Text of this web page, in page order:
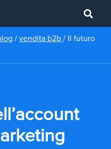
/ vendita b2b / Il futuro